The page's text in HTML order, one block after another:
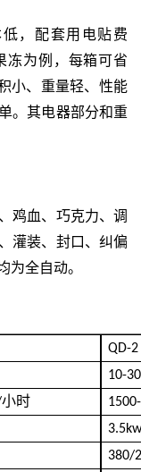
，配套用电贴费
冻为例，每箱可省
小、重量轻、性能
。其电器部分和重
鸡血、巧克力、调
灌装、封口、纠偏
为全自动。
QD-2
10-
小时
3.5kw
380/